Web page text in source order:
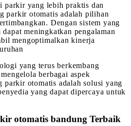
parkir yang lebih praktis dan
parkir otomatis adalah pilihan
Dengan sistem yang
meningkatkan pengalaman
mengoptimalkan kinerja
yang terus berkembang
berbagai aspek
parkir otomatis adalah solusi yang
yang dapat dipercaya untuk
otomatis bandung Terbaik